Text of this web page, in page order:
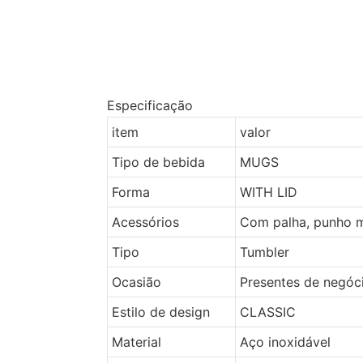
Especificação
item
valor
Tipo de bebida
MUGS
Forma
WITH LID
Acessórios
Com palha, punho
Tipo
Tumbler
Ocasião
Presentes de
Estilo de design
CLASSIC
Material
Aço inoxidável